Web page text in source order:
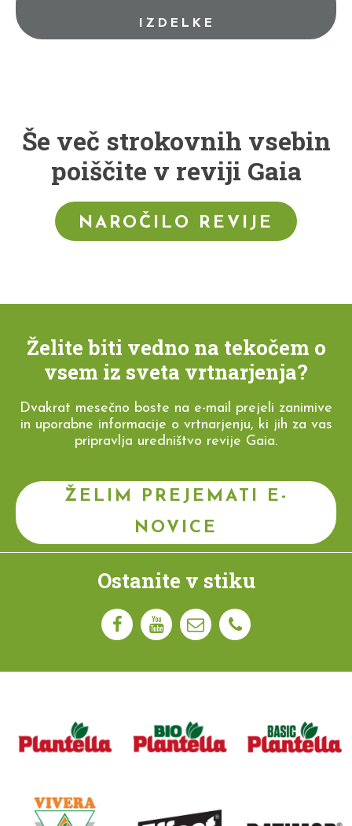
IZDELKE
Še več strokovnih vsebin
poiščite v reviji Gaia
NAROČILO REVIJE
Želite biti vedno na tekočem o
vsem iz sveta vrtnarjenja?
Dvakrat mesečno boste na e-mail prejeli zanimive
in uporabne informacije o vrtnarjenju, ki jih za vas
pripravlja uredništvo revije Gaia.
ŽELIM PREJEMATI E-
NOVICE
Ostanite v stiku